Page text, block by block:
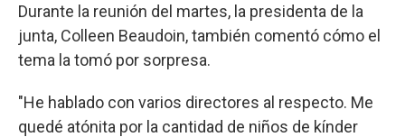
Durante la reunión del martes, la presidenta de la
junta, Colleen Beaudoin, también comentó cómo el
tema la tomó por sorpresa.
"He hablado con varios directores al respecto. Me
quedé atónita por la cantidad de niños de kínder